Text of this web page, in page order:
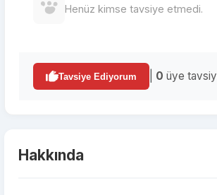
Henüz kimse tavsiye etmedi.
Tavsiye Ediyorum 0 üye
Hakkında